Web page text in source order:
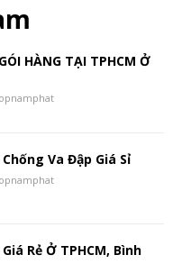
HÀNG TẠI TPHCM Ở
Va Đập Giá Sỉ
Rẻ Ở TPHCM, Bình